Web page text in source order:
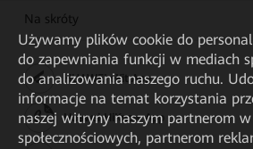
Na skróty
HUAWEI eKit App
Huawei HiKnow App
Używamy plików cookie do
do zapewniania funkcji w mediach
do analizowania naszego ruchu.
informacje na temat korzystania
naszej witryny naszym partnerom
społecznościowych, partnerom